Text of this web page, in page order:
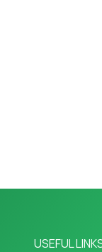
USEFUL